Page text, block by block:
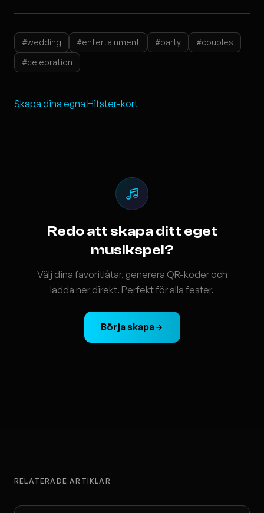
#wedding #entertainment #party
#couples
#celebration
Skapa dina egna Hitster-kort
Redo att skapa ditt eget
musikspel?
Välj dina favoritlåtar, generera QR-koder och
ladda ner direkt. Perfekt för alla fester.
Börja skapa
RELATERADE ARTIKLAR